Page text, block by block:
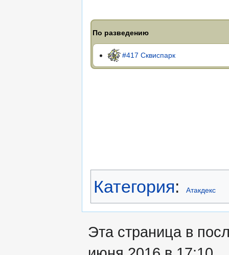
По разведению
#417 Сквиспарк
Категория: Атакдекс
Эта страница в